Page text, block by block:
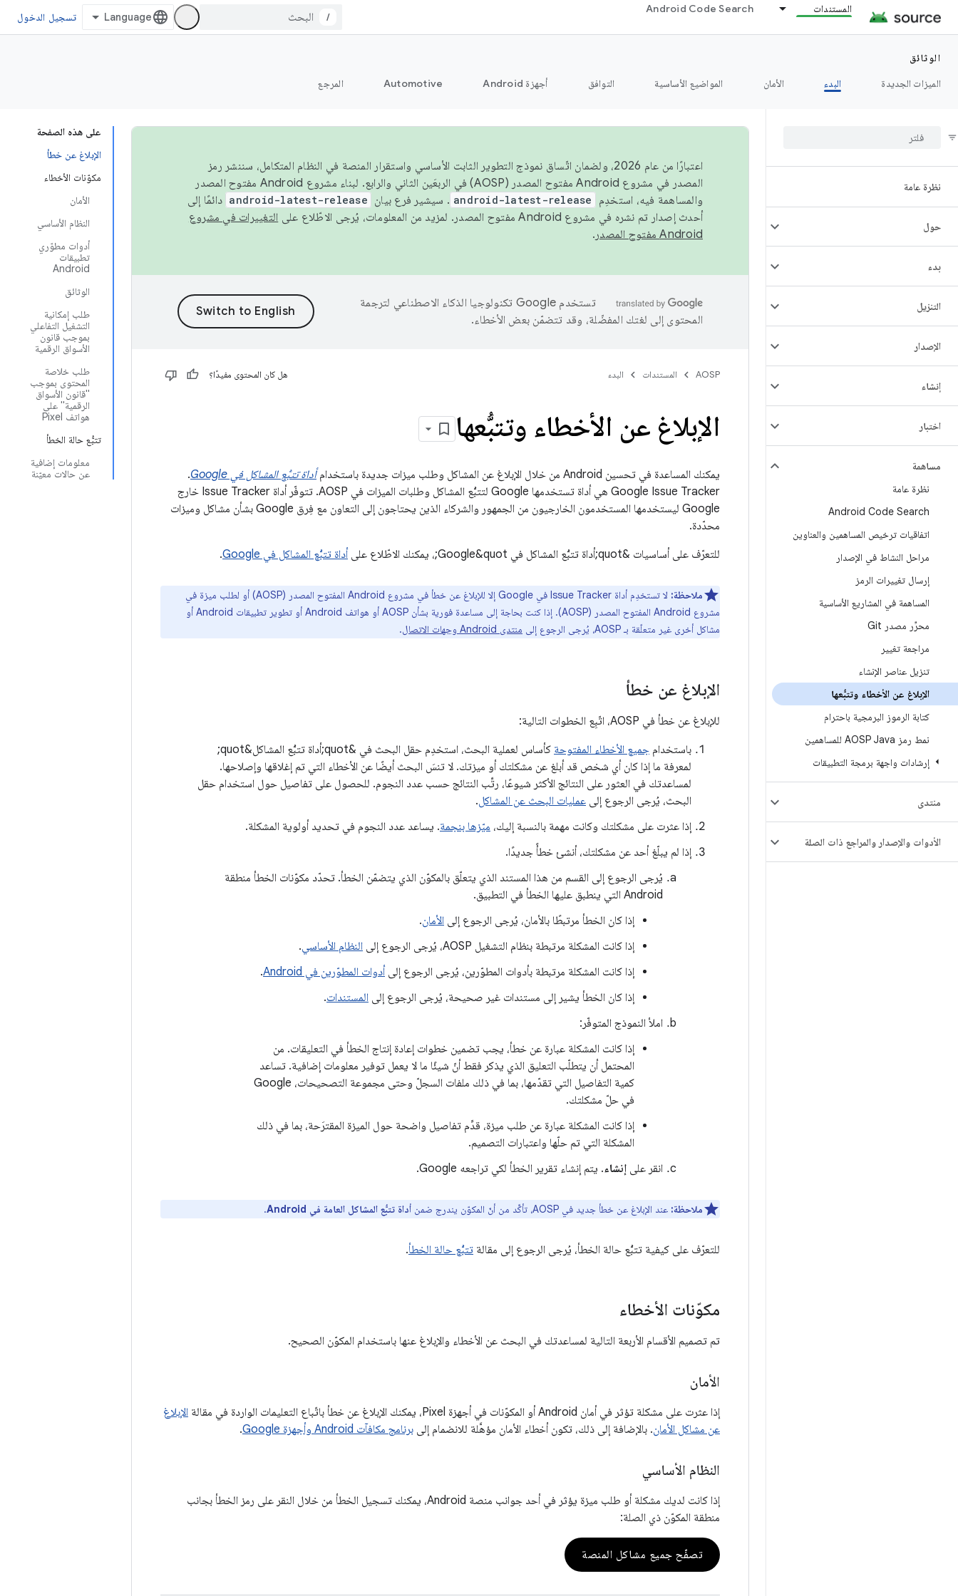
المستندات Android Code Search
/ تسجيل الدخول
الوثائق
الميزات الجديدة
البدء الأمان المواضيع الأساسية التوافق أجهزة Android Automotive المرجع
نظرة عامة
حول
بدء
التنزيل
الإصدار
إنشاء
اختبار
مساهمة
نظرة عامة
Android Code Search
اتفاقيات ترخيص المساهمين والعناوين
مراحل النشاط في الإصدار
إرسال تغييرات الرمز
المساهمة في المشاريع الأساسية
محرِّر مصدر Git
مراجعة تغيير
تنزيل عناصر الإنشاء
الإبلاغ عن الأخطاء وتتبُّعها
كتابة الرموز البرمجية باحترام
نمط رمز AOSP Java للمساهمين
إرشادات واجهة برمجة التطبيقات
منتدى
الأدوات والإصدار والمراجع ذات الصلة
على هذه الصفحة
الإبلاغ عن خطأ
مكوّنات الأخطاء
الأمان
النظام الأساسي
أدوات مطوّري
تطبيقات
Android
الوثائق
طلب إمكانية
التشغيل التفاعلي
بموجب قانون
الأسواق الرقمية
طلب خلاصة
المحتوى بموجب
"قانون الأسواق
الرقمية" على
هواتف Pixel
تتبُّع حالة الخطأ
معلومات إضافية
عن حالات معيّنة
اعتبارًا من عام 2026، ولضمان اتّساق نموذج التطوير الثابت الأساسي واستقرار المنصة في النظام المتكامل، سننشر رمز
المصدر في مشروع Android مفتوح المصدر (AOSP) في الربعَين الثاني والرابع. لبناء مشروع Android مفتوح المصدر
والمساهمة فيه، استخدِم
android-latest-release . سيشير فرع بيان android-latest-release دائمًا إلى
أحدث إصدار تم نشره في مشروع Android مفتوح المصدر. لمزيد من المعلومات، يُرجى الاطّلاع على
التغييرات في مشروع
Android مفتوح المصدر
.
تستخدم Google تكنولوجيا الذكاء الاصطناعي لترجمة
المحتوى إلى لغتك المفضّلة، وقد تتضمّن بعض الأخطاء.
AOSP المستندات البدء هل كان المحتوى مفيدًا؟
الإبلاغ عن الأخطاء وتتبُّعها
يمكنك المساعدة في تحسين Android من خلال الإبلاغ عن المشاكل وطلب ميزات جديدة باستخدام أداة تتبُّع المشاكل في Google
.
‫Google Issue Tracker هي أداة تستخدمها Google لتتبُّع المشاكل وطلبات الميزات في AOSP. تتوفّر أداة Issue Tracker خارج
Google ليستخدمها المستخدمون الخارجيون من الجمهور والشركاء الذين يحتاجون إلى التعاون مع فِرق Google بشأن مشاكل وميزات
محدّدة.
للتعرّف على أساسيات &quot;أداة تتبُّع المشاكل في Google&quot;، يمكنك الاطّلاع على
أداة تتبُّع المشاكل في Google .
ملاحظة:
لا تستخدِم أداة Issue Tracker في Google إلا للإبلاغ عن خطأ في مشروع Android المفتوح المصدر (AOSP) أو لطلب ميزة في
مشروع Android المفتوح المصدر (AOSP). إذا كنت بحاجة إلى مساعدة فورية بشأن AOSP أو هواتف Android أو تطوير تطبيقات Android أو
مشاكل أخرى غير متعلّقة بـ AOSP، يُرجى الرجوع إلى
منتدى Android وجهات الاتصال .
الإبلاغ عن خطأ
للإبلاغ عن خطأ في AOSP، اتّبِع الخطوات التالية:
باستخدام جميع الأخطاء المفتوحة
كأساس لعملية البحث، استخدِم حقل البحث في &quot;أداة تتبُّع المشاكل&quot;
لمعرفة ما إذا كان أي شخص قد أبلغ عن مشكلتك أو ميزتك. لا تنسَ البحث أيضًا عن الأخطاء التي تم إغلاقها وإصلاحها.
لمساعدتك في العثور على النتائج الأكثر شيوعًا، رتِّب النتائج حسب عدد النجوم. للحصول على تفاصيل حول استخدام حقل
البحث، يُرجى الرجوع إلى عمليات البحث عن المشاكل.
إذا عثرت على مشكلتك وكانت مهمة بالنسبة إليك، ميّزها بنجمة. يساعد عدد النجوم في تحديد أولوية المشكلة.
إذا لم يبلّغ أحد عن مشكلتك، أنشئ خطأً جديدًا.
يُرجى الرجوع إلى القسم من هذا المستند الذي يتعلّق بالمكوّن الذي يتضمّن الخطأ. تحدّد مكوّنات الخطأ منطقة
Android التي ينطبق عليها الخطأ في التطبيق.
إذا كان الخطأ مرتبطًا بالأمان، يُرجى الرجوع إلى الأمان.
إذا كانت المشكلة مرتبطة بنظام التشغيل AOSP، يُرجى الرجوع إلى
النظام الأساسي.
إذا كانت المشكلة مرتبطة بأدوات المطوّرين، يُرجى الرجوع إلى أدوات المطوّرين في Android
.
إذا كان الخطأ يشير إلى مستندات غير صحيحة، يُرجى الرجوع إلى المستندات.
املأ النموذج المتوفّر:
إذا كانت المشكلة عبارة عن خطأ، يجب تضمين خطوات إعادة إنتاج الخطأ في التعليقات. من
المحتمل أن يتطلّب التعليق الذي يذكر فقط أنّ شيئًا ما لا يعمل توفير معلومات إضافية. تساعد
كمية التفاصيل التي تقدّمها، بما في ذلك ملفات السجلّ وحتى مجموعة التصحيحات، Google
في حلّ مشكلتك.
إذا كانت المشكلة عبارة عن طلب ميزة، قدِّم تفاصيل واضحة حول الميزة المقترَحة، بما في ذلك
المشكلة التي تم حلّها واعتبارات التصميم.
انقر على إنشاء. يتم إنشاء تقرير الخطأ لكي تراجعه Google.
ملاحظة: عند الإبلاغ عن خطأ جديد في AOSP، تأكَّد من أنّ المكوّن يندرج ضمن أداة تتبُّع المشاكل العامة في Android .
للتعرّف على كيفية تتبُّع حالة الخطأ، يُرجى الرجوع إلى مقالة تتبُّع حالة الخطأ.
مكوّنات الأخطاء
تم تصميم الأقسام الأربعة التالية لمساعدتك في البحث عن الأخطاء والإبلاغ عنها باستخدام المكوّن الصحيح.
الأمان
إذا عثرت على مشكلة تؤثر في أمان Android أو المكوّنات في أجهزة Pixel، يمكنك الإبلاغ عن خطأ باتّباع التعليمات الواردة في مقالة
الإبلاغ
عن مشاكل الأمان. بالإضافة إلى ذلك، تكون أخطاء الأمان مؤهَّلة للانضمام إلى برنامج مكافآت Android وأجهزة Google .
النظام الأساسي
إذا كانت لديك مشكلة أو طلب ميزة يؤثر في أحد جوانب منصة Android، يمكنك تسجيل الخطأ من خلال النقر على رمز الخطأ بجانب
منطقة المكوّن ذي الصلة:
تصفّح جميع مشاكل المنصة